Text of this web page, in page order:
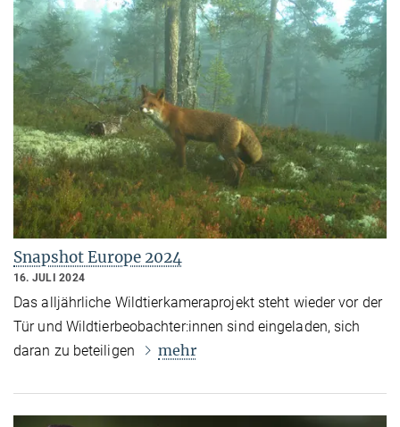
Snapshot Europe 2024
16. JULI 2024
Das alljährliche Wildtierkameraprojekt steht wieder vor der
Tür und Wildtierbeobachter:innen sind eingeladen, sich
daran zu beteiligen
mehr